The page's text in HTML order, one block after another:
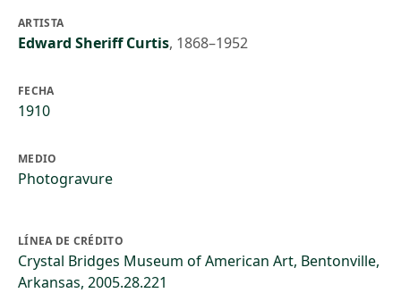
ARTISTA
Edward Sheriff Curtis, 1868–1952
FECHA
1910
MEDIO
Photogravure
LÍNEA DE CRÉDITO
Crystal Bridges Museum of American Art, Bentonville,
Arkansas, 2005.28.221